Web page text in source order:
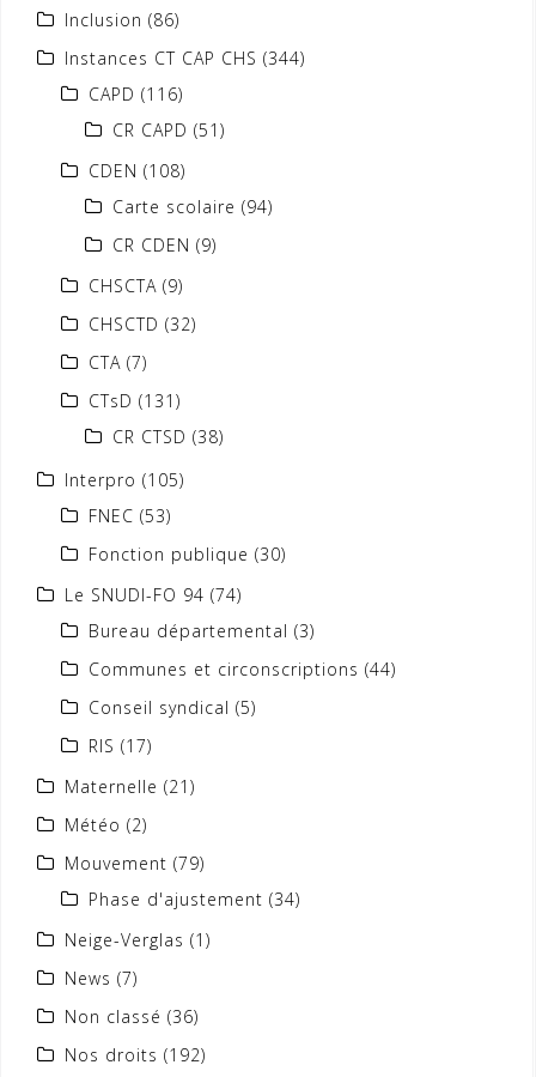
Inclusion (86)
Instances CT CAP CHS (344)
CAPD (116)
CR CAPD (51)
CDEN (108)
Carte scolaire (94)
CR CDEN (9)
CHSCTA (9)
CHSCTD (32)
CTA (7)
CTsD (131)
CR CTSD (38)
Interpro (105)
FNEC (53)
Fonction publique (30)
Le SNUDI-FO 94 (74)
Bureau départemental (3)
Communes et circonscriptions (44)
Conseil syndical (5)
RIS (17)
Maternelle (21)
Météo (2)
Mouvement (79)
Phase d'ajustement (34)
Neige-Verglas (1)
News (7)
Non classé (36)
Nos droits (192)